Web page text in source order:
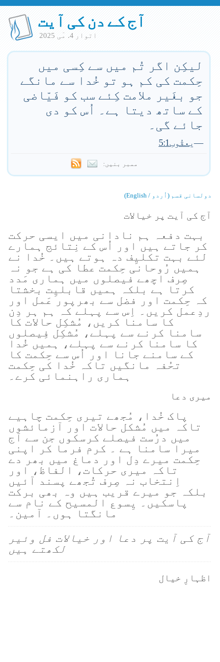
آج کے دن کی آیت
اتوار 4. مٓی 2025
لیکِن اگر تُم میں سے کِسی میں
حِکمت کی کم ہو تو خُدا سے مانگے
جو بغَیر ملامت کِئے سب کو فَیّاضی
کے ساتھ دیتا ہے۔ اُس کو دی
جائے گی۔
—یعقُوب5:1
ممبر بنیں:
دولسانی قسم (اُردو / English)
آج کی آیت پر خیالات
بہت دفعہ ہم نادانی میں ایسی حرکت
کر جاتے ہیں اور اُس کے نِتائج ہمارے
لئے بہت تکلیِف دہ ہوتے ہیں۔ خُدا نے
ہمیں رُوحانی حِکمت عطا کی ہے جو نہ
صِرف اچھے فیصلوں میں ہماری مَدد
کرتا ہے بلکہ ہمیں قابلیِت بخشتا
کہ حِکمت اور فضل سے بھرپور عَمل اور
ردِعمل کریں۔ اِس سے پہلے کہ ہم ہر دِن
کا سامنا کریں، مُشکِل حالات کا
سامنا کرنے سے پہلے، مُشکِل فِیصلوں
کا سامنا کرنے سے پہلے، ہمیں خُدا
کے سامنے جانا اور اُس سے حِکمت کا
تحُفہ مانگیں تاکہ خُدا کی حِکمت
ہماری راہنمائی کرے۔
میری دعا
پاک خُدا، مُجھے تیری حِکمت چاہیے
تاکہ میں مُشکل حالات اور آزمائشوں
میں درُست فیصلے کرسکوں جن سے آج
میرا سامنا ہے ۔ کرم فرما کر اپنی
حِکمت میرے دِل اور دماغ میں بھر دے
تاکہ میری حرکات، الفاظ، اور
اِنتخاب نہ صِرف تُجھے پسند آئیں
بلکہ جو میرے قریب ہیں وہ بھی برکت
پاسکیں۔ یِسوع المسیح کے نام سے
مانگتا ہوں۔ آمین۔
آج کی آیت پر دعا اور خیالات فل وئیر
لکھتے ہیں
اظہارِ خیال